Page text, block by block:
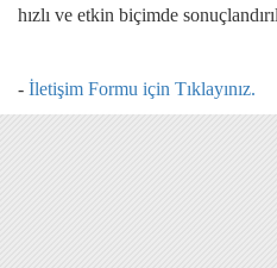
hızlı ve etkin biçimde
- İletişim Formu için Tıklayınız.